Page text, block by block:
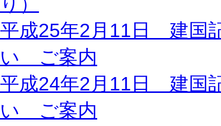
平成25年2月11日 建国
い ご案内
平成24年2月11日 建国
い ご案内